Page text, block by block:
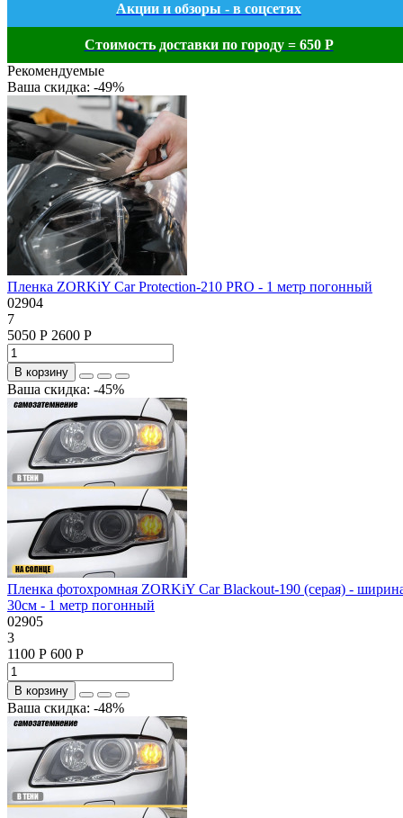
Акции и обзоры - в соцсетях
Стоимость доставки по городу = 650 Р
Рекомендуемые
Ваша скидка: -49%
Пленка ZORKiY Car Protection-210 PRO - 1 метр погонный
02904
7
5050 Р 2600 Р
В корзину
Ваша скидка: -45%
Пленка фотохромная ZORKiY Car Blackout-190 (серая) -
30см - 1 метр погонный
02905
3
1100 Р 600 Р
В корзину
Ваша скидка: -48%